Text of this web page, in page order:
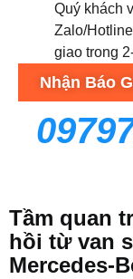
Quý khách
Zalo/Hotline
giao trong
Nhận Báo
Tầm quan
hồi từ van
Mercedes-